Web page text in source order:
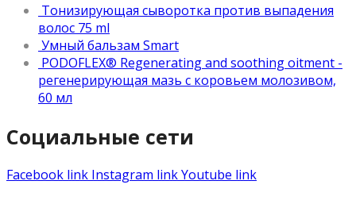
Тонизирующая сыворотка против выпадения
волос 75 ml
Умный бальзам Smart
PODOFLEX® Regenerating and soothing oitment -
регенерирующая мазь с коровьем молозивом,
60 мл
Социальные сети
Facebook link Instagram linkYoutube link